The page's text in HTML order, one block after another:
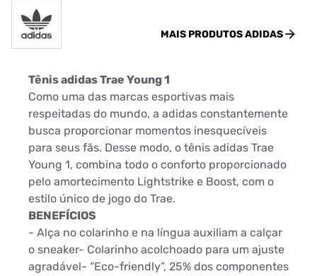
MAIS PRODUTOSADIDAS
Tênis adidas Trae Young 1
Como uma das marcas esportivas mais
respeitadas do mundo, a adidas constantemente
busca proporcionar momentos inesquecíveis
para seus fãs. Desse modo, o tênis adidas Trae
Young 1, combina todo o conforto proporcionado
pelo amortecimento Lightstrike e Boost, com o
estilo único de jogo do Trae.
BENEFÍCIOS
- Alça no colarinho e na língua auxiliam a calçar
o sneaker- Colarinho acolchoado para um ajuste
agradável- “Eco-friendly”, 25% dos componentes